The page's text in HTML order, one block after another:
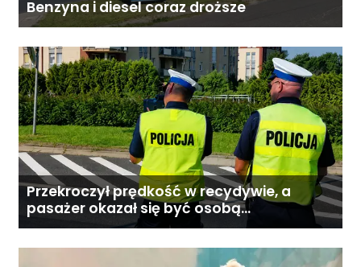
Benzyna i diesel coraz droższe
Przekroczył prędkość w recydywie, a
pasażer okazał się być osobą
poszukiwaną